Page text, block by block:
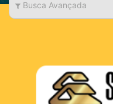
Busca Avançada